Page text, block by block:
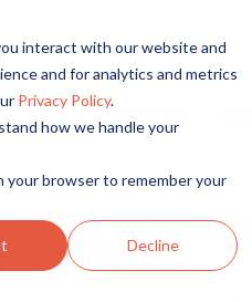
interact with our website and
and for analytics and metrics
Privacy Policy.
how we handle your
your browser to remember your
Decline
professionnel
*
* **
*
communications Alida
et Divertissement
Plateforme TXM
Touchpoint
Surveys
Prim’ à
Alida